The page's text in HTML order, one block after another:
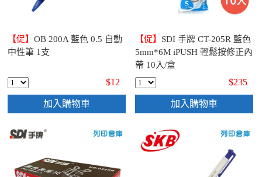
【促】OB 200A 藍色 0.5 自動
中性筆 1支
$12
加入購物車
【促】 SDI 手牌 CT-205R 藍色
5mm*6M iPUSH 輕鬆按修正內
帶 10入/盒
$235
加入購物車